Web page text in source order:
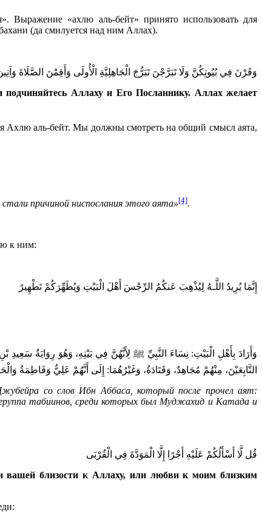
(да смилуется над ним Аллах).
وَقَرْنَ فِي بُيُوتِكُنَّ وَلَا تَبَرَّجْنَ تَبَرُّجَ الْجَاهِلِيَّةِ الْأُولَى وَأَقِمْنَ الصَّلَاةَ
Аллаху и Его Посланнику. Аллах желает
Ахлю аль-бейт. Мы должны смотреть на общий смысл аята,
причиной ниспослания этого аята»[4].
к ним:
إِنَّمَا يُرِيدُ اللَّـهُ لِيُذْهِبَ عَنكُمُ الرِّجْسَ أَهْلَ الْبَيْتِ وَيُطَهِّرَكُمْ تَطْهِيرً
وَأَرَادَ بِأَهْلِ الْبَيْتِ: نِسَاءَ النَّبِيِّ ﷺ لِأَنَّهُنَّ فِي بَيْتِهِ، وَهُوَ رِوَايَةُ
التَّابِعَيْنَ، مِنْهُمْ مُجَاهِدٌ، وَقَتَادَةُ، وَغَيْرُهُمَا: إِلَى أَنَّهُمْ عَلِيٌّ وَفَاطِمَةُ
со слов Ибн Аббаса, который после прочел аят:
табиинов, среди которых был Муджахид и Катада и
قُل لَّا أَسْأَلُكُمْ عَلَيْهِ أَجْرًا إِلَّا الْمَوَدَّةَ فِي الْقُرْبَى
вашей близости к Аллаху, или любви к моим близким